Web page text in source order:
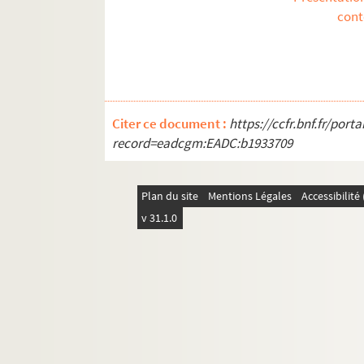
Ms 1601-148. Lettre datée
Ms 1601-153. Lettre datée
Ms 1601-155. Carte de
Ms 1601-156. Carte de
Citer ce document : https://ccfr.bnf.fr/
record=eadcgm:EADC:b1933709
Plan du site Mentions Légales
v 31.1.0